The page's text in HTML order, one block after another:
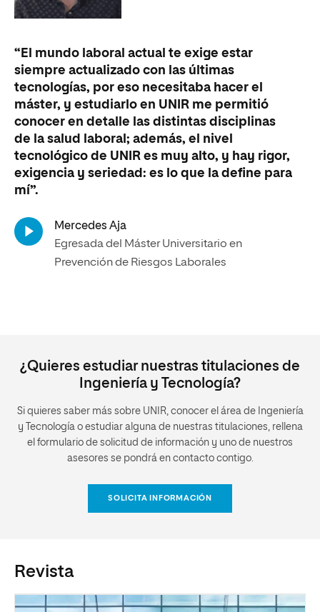
“El mundo laboral actual te exige estar
siempre actualizado con las últimas
tecnologías, por eso necesitaba hacer el
máster, y estudiarlo en UNIR me permitió
conocer en detalle las distintas disciplinas
de la salud laboral; además, el nivel
tecnológico de UNIR es muy alto, y hay rigor,
exigencia y seriedad: es lo que la define para
mí”.
Mercedes Aja
Egresada del Máster Universitario en
Prevención de Riesgos Laborales
¿Quieres estudiar nuestras titulaciones de
Ingeniería y Tecnología?
Si quieres saber más sobre UNIR, conocer el área de Ingeniería
y Tecnología o estudiar alguna de nuestras titulaciones, rellena
el formulario de solicitud de información y uno de nuestros
asesores se pondrá en contacto contigo.
SOLICITA INFORMACIÓN
Revista